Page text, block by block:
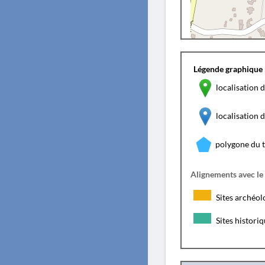
Légende graphique
localisation
localisation
polygone du
Alignements avec
Sites
Sites